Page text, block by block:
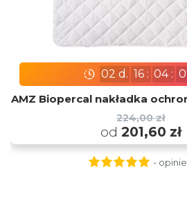
02 d. 16: 04:
AMZ Biopercal nakładka
224,00 zł
od 201,60 zł
-